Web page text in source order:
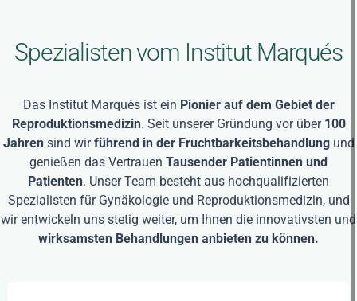
Spezialisten vom Institut Marqués
Das Institut Marquès ist ein Pionier auf dem Gebiet der
Reproduktionsmedizin. Seit unserer Gründung vor über 100
Jahren sind wirführend in der Fruchtbarkeitsbehandlungund
genießen das Vertrauen Tausender Patientinnen und
Patienten. Unser Team besteht aus hochqualifizierten
Spezialisten für Gynäkologie und Reproduktionsmedizin, und
wir entwickeln uns stetig weiter, um Ihnen die innovativsten und
wirksamsten Behandlungen anbieten zu können.